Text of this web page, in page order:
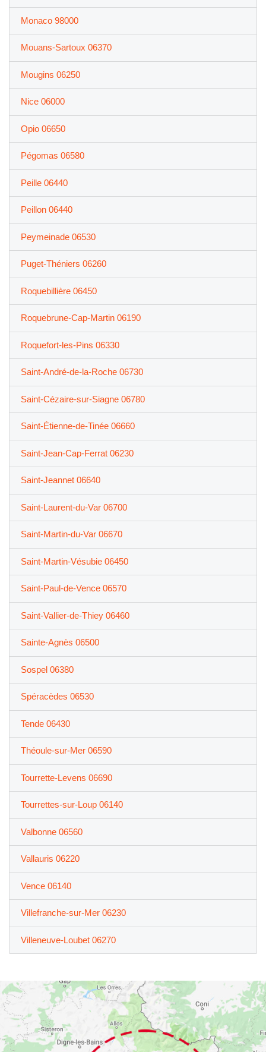
Monaco 98000
Mouans-Sartoux 06370
Mougins 06250
Nice 06000
Opio 06650
Pégomas 06580
Peille 06440
Peillon 06440
Peymeinade 06530
Puget-Théniers 06260
Roquebillière 06450
Roquebrune-Cap-Martin 06190
Roquefort-les-Pins 06330
Saint-André-de-la-Roche 06730
Saint-Cézaire-sur-Siagne 06780
Saint-Étienne-de-Tinée 06660
Saint-Jean-Cap-Ferrat 06230
Saint-Jeannet 06640
Saint-Laurent-du-Var 06700
Saint-Martin-du-Var 06670
Saint-Martin-Vésubie 06450
Saint-Paul-de-Vence 06570
Saint-Vallier-de-Thiey 06460
Sainte-Agnès 06500
Sospel 06380
Spéracèdes 06530
Tende 06430
Théoule-sur-Mer 06590
Tourrette-Levens 06690
Tourrettes-sur-Loup 06140
Valbonne 06560
Vallauris 06220
Vence 06140
Villefranche-sur-Mer 06230
Villeneuve-Loubet 06270